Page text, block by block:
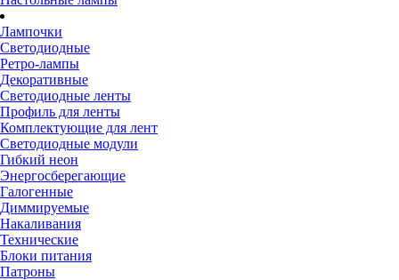
Лампочки
Светодиодные
Ретро-лампы
Декоративные
Светодиодные ленты
Профиль для ленты
Комплектующие для лент
Светодиодные модули
Гибкий неон
Энергосберегающие
Галогенные
Диммируемые
Накаливания
Технические
Блоки питания
Патроны